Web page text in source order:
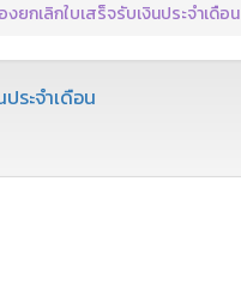
กเลิกใบเสร็จรับเงินประจำเดือน
ระจำเดือน